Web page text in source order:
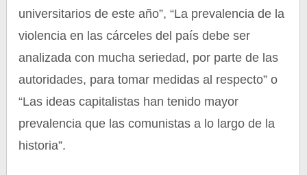
universitarios de este año”, “La prevalencia de la
violencia en las cárceles del país debe ser
analizada con mucha seriedad, por parte de las
autoridades, para tomar medidas al respecto” o
“Las ideas capitalistas han tenido mayor
prevalencia que las comunistas a lo largo de la
historia”.